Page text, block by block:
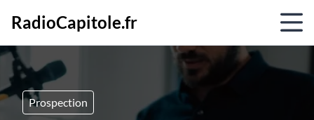
RadioCapitole.fr
Prospection